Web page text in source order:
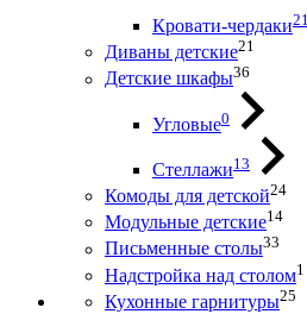
Кровати-чердаки21
Диваны детские21
Детские шкафы36
Угловые0
Стеллажи13
Комоды для детской24
Модульные детские14
Письменные столы33
Надстройка над столом1
Кухонные гарнитуры25